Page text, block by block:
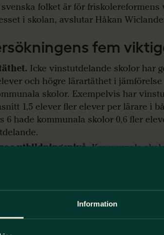
Information
folket är för
i skolan, avslutar Håkan
fem
Icke vinstutdelande skolor har
och högre lärartäthet i
skolor. Exempelvis har
1,5 elever fler elever per lärare i
6 hade kommunala skolor 0,6 fler
utbildningsnivå.Kommunala
högskoleexamen, 86
9. Icke vinstutdelande skolor har en
skolor där andelen